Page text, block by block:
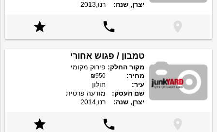
יצרן, שנה:
רנו,2013



טמבון / פגוש אחורי
מקור החלק: פירוק מקומי
מחיר:
₪950
עיר:
חולון
שם העסק:
מודעה פרטית
יצרן, שנה:
רנו,2014


